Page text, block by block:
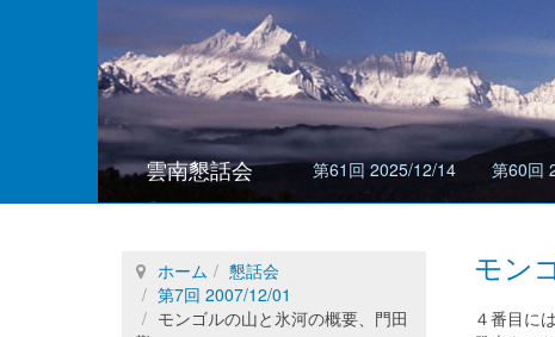
雲南懇話会 第61回 2025/12/14 第60回
モン
４番目には
ホーム
懇話会
第7回 2007/12/01
モンゴルの山と氷河の概要、門田